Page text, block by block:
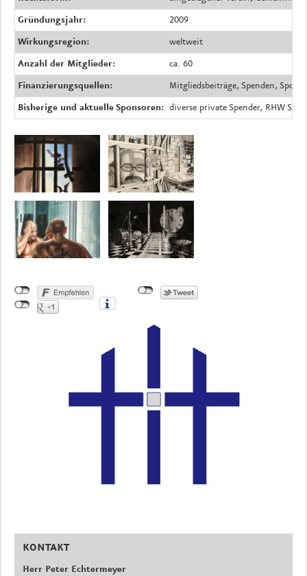
Gründungsjahr:
2009
Wirkungsregion:
weltweit
Anzahl der Mitglieder:
ca. 60
Finanzierungsquellen:
Mitgliedsbeiträge, Spenden,
Bisherige und aktuelle Sponsoren: diverse private Spender, RHW
KONTAKT
Herr Peter Echtermeyer